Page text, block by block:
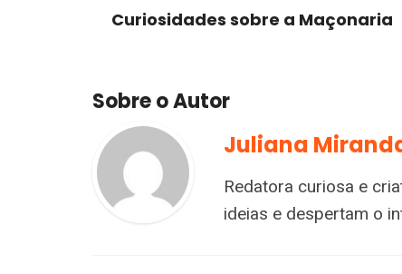
Curiosidades sobre a Maçonaria
Sobre o Autor
Juliana
Redatora curiosa e
ideias e despertam o